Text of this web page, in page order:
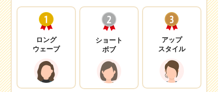
ロング
ウェーブ
ショート
ボブ
アップ
スタイル